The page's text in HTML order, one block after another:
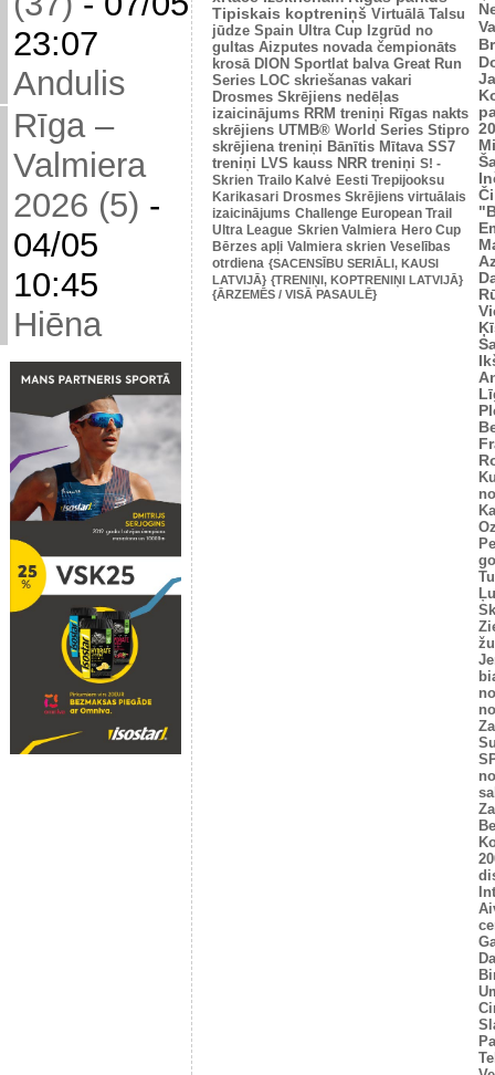
23:07
Andulis
Rīga –
Valmiera
2026 (5) -
04/05
10:45
Hiēna
Tipiskais koptreniņš Virtuālā Talsu
jūdze Spain Ultra Cup Izgrūd no
gultas Aizputes novada čempionāts
krosā DION Sportlat balva Great Run
Series LOC skriešanas vakari
Drosmes Skrējiens nedēļas
izaicinājums RRM treniņi Rīgas nakts
skrējiens UTMB® World Series Stipro
skrējiena treniņi Bānītis Mītava SS7
treniņi LVS kauss NRR treniņi S! -
Skrien Trailo Kalvė Eesti Trepijooksu
Karikasari Drosmes Skrējiens virtuālais
izaicinājums Challenge European Trail
Ultra League Skrien Valmiera Hero Cup
Bērzes apļi Valmiera skrien Veselības
otrdiena {SACENSĪBU SERIĀLI, KAUSI
LATVIJĀ} {TRENIŅI, KOPTRENIŅI LATVIJĀ}
{ĀRZEMĒS / VISĀ PASAULĒ}